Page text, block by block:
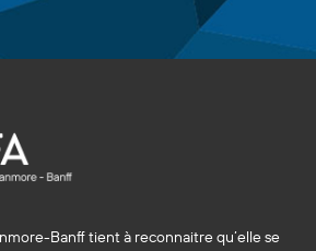
Banff tient à reconnaitre qu’elle se